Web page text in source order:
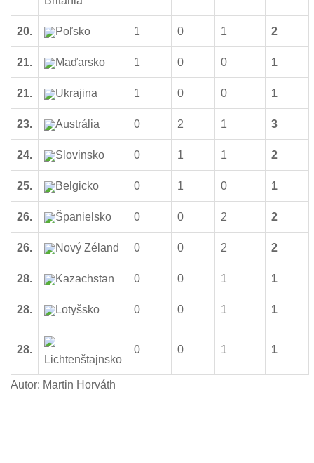
20. Poľsko 1 0 1 2
21. Maďarsko 1 0 0 1
21. Ukrajina 1 0 0 1
23. Austrália 0 2 1 3
24. Slovinsko 0 1 1 2
25. Belgicko 0 1 0 1
26. Španielsko 0 0 2 2
26. Nový Zéland 0 0 2 2
28. Kazachstan 0 0 1 1
28. Lotyšsko 0 0 1 1
28.
Lichtenštajnsko
0 0 1 1
Autor: Martin Horváth